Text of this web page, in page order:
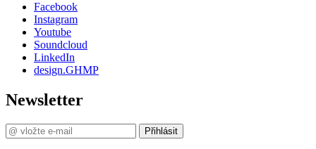
Facebook
Instagram
Youtube
Soundcloud
LinkedIn
design.GHMP
Newsletter
Přihlásit